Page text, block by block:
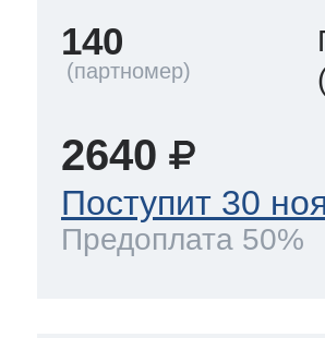
140
2640
Поступит 30
Предоплата 50%